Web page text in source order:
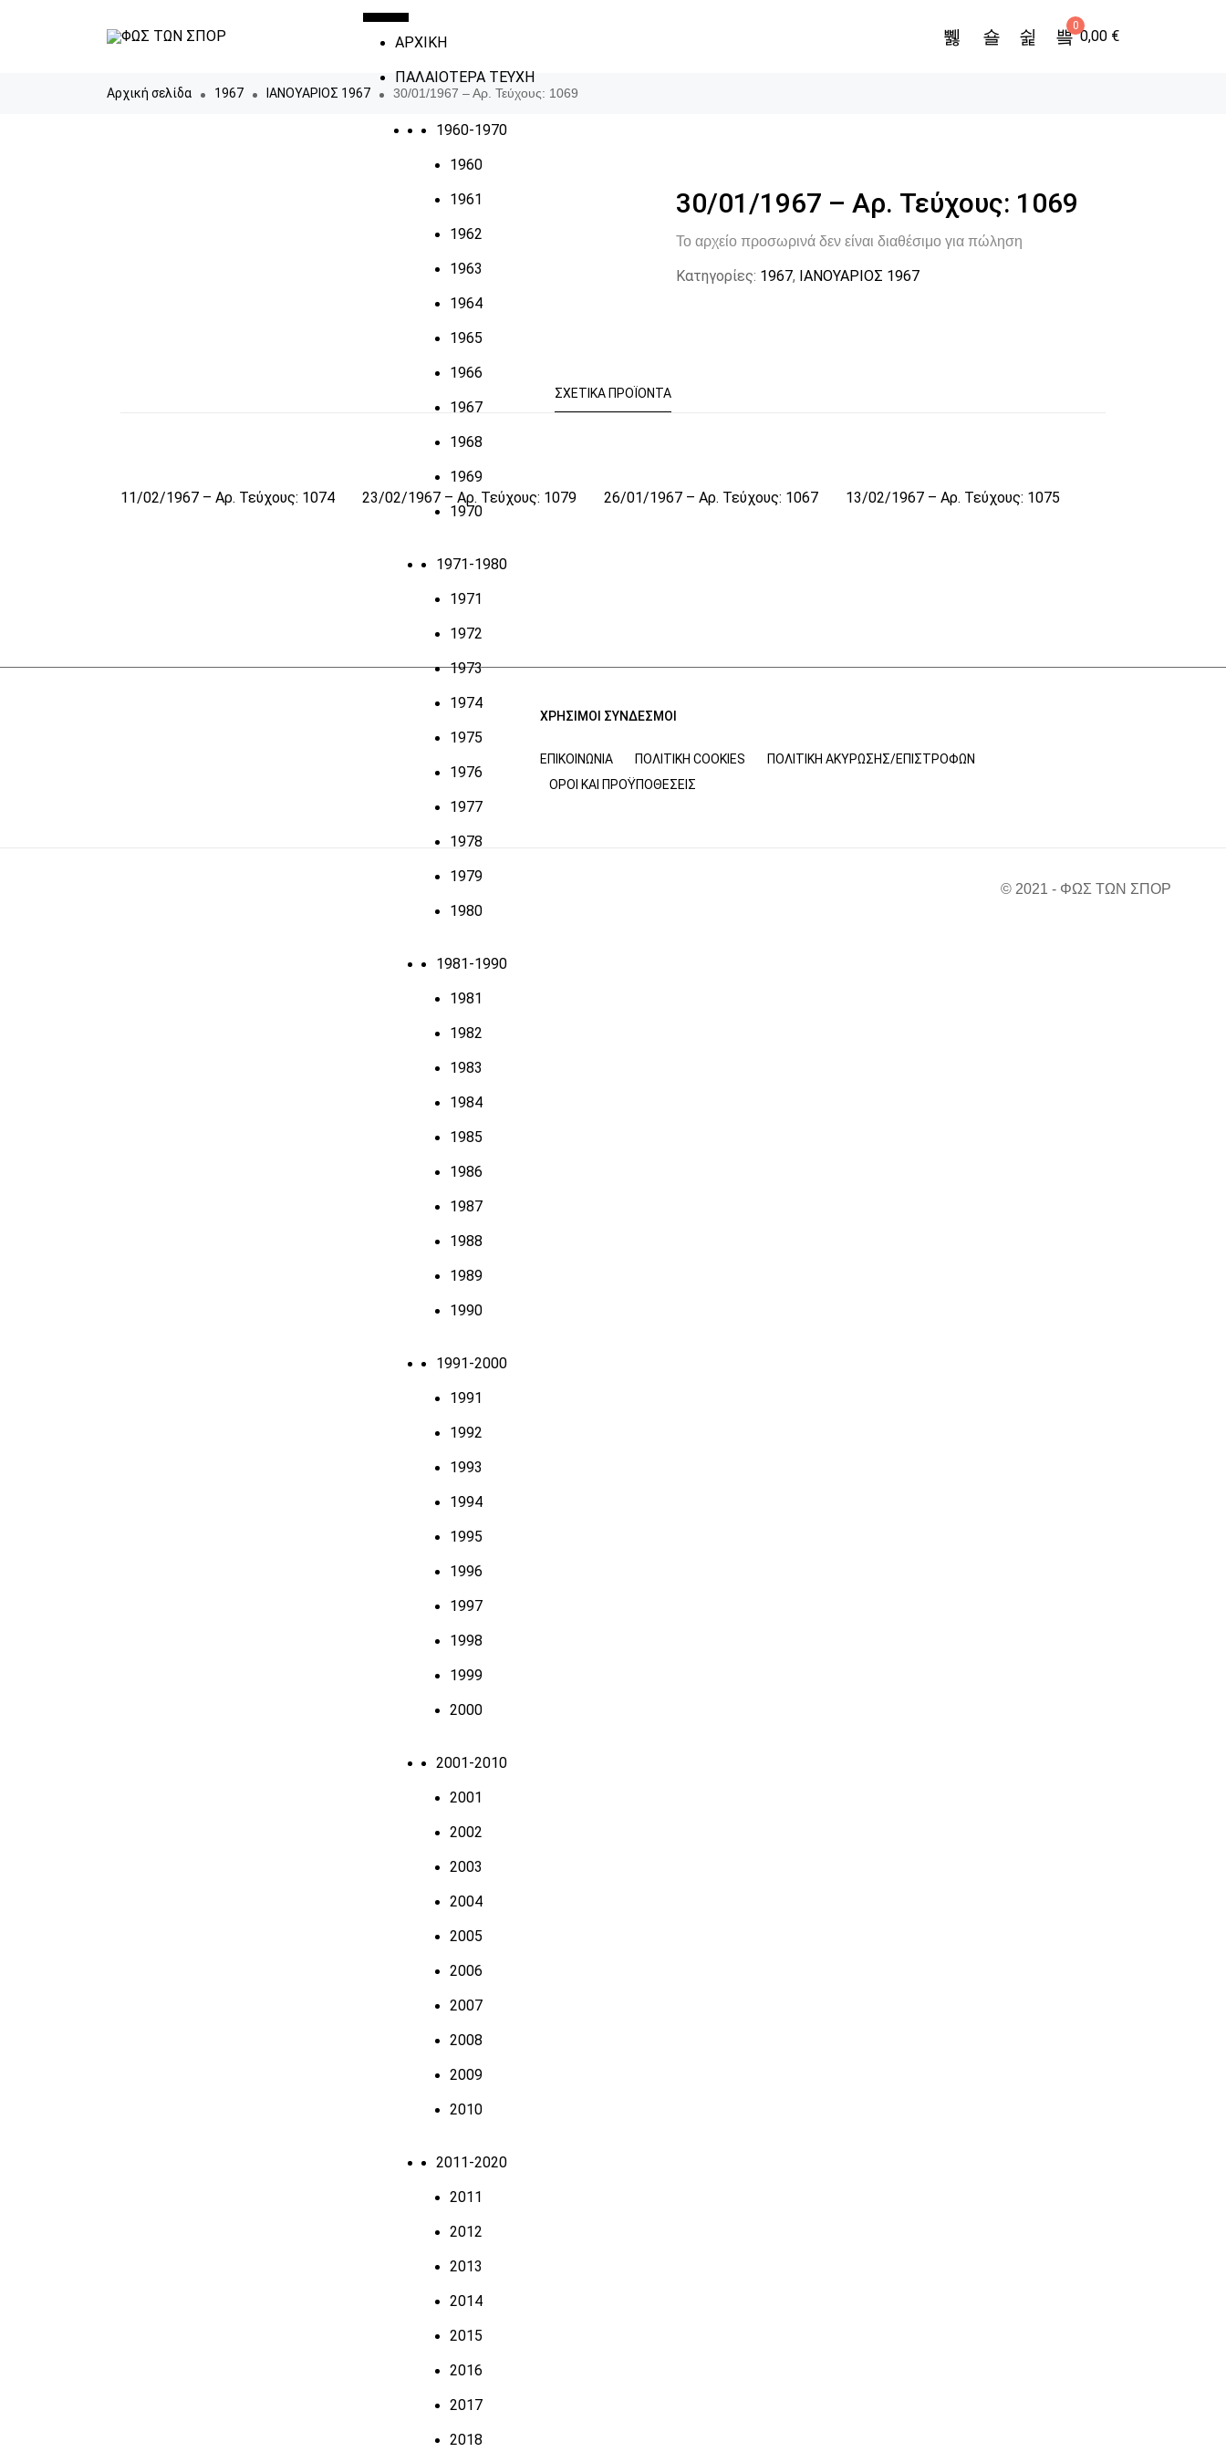
ΑΡΧΙΚΗ
ΠΑΛΑΙΟΤΕΡΑ ΤΕΥΧΗ
1960-1970
1960
1961
1962
1963
1964
1965
1966
1967
1968
1969
1970
1971-1980
1971
1972
1973
1974
1975
1976
1977
1978
1979
1980
1981-1990
1981
1982
1983
1984
1985
1986
1987
1988
1989
1990
1991-2000
1991
1992
1993
1994
1995
1996
1997
1998
1999
2000
2001-2010
2001
2002
2003
2004
2005
2006
2007
2008
2009
2010
2011-2020
2011
2012
2013
2014
2015
2016
2017
2018
0
0,00 €
Αρχική σελίδα 1967 ΙΑΝΟΥΑΡΙΟΣ 1967 30/01/1967 – Αρ. Τεύχους: 1069
30/01/1967 – Αρ. Τεύχους: 1069
Το αρχείο προσωρινά δεν είναι διαθέσιμο για πώληση
Κατηγορίες: 1967, ΙΑΝΟΥΑΡΙΟΣ 1967
ΣΧΕΤΙΚΆ ΠΡΟΪΌΝΤΑ
11/02/1967 – Αρ. Τεύχους: 1074 23/02/1967 – Αρ. Τεύχους: 1079 26/01/1967 – Αρ. Τεύχους: 1067 13/02/1967 – Αρ. Τεύχους: 1075
ΧΡΗΣΙΜΟΙ ΣΥΝΔΕΣΜΟΙ
ΕΠΙΚΟΙΝΩΝΊΑ ΠΟΛΙΤΙΚΉ COOKIES
ΠΟΛΙΤΙΚΉ ΑΚΎΡΩΣΗΣ/ΕΠΙΣΤΡΟΦΏΝ
ΌΡΟΙ ΚΑΙ ΠΡΟΫΠΟΘΈΣΕΙΣ
© 2021 - ΦΩΣ ΤΩΝ ΣΠΟΡ